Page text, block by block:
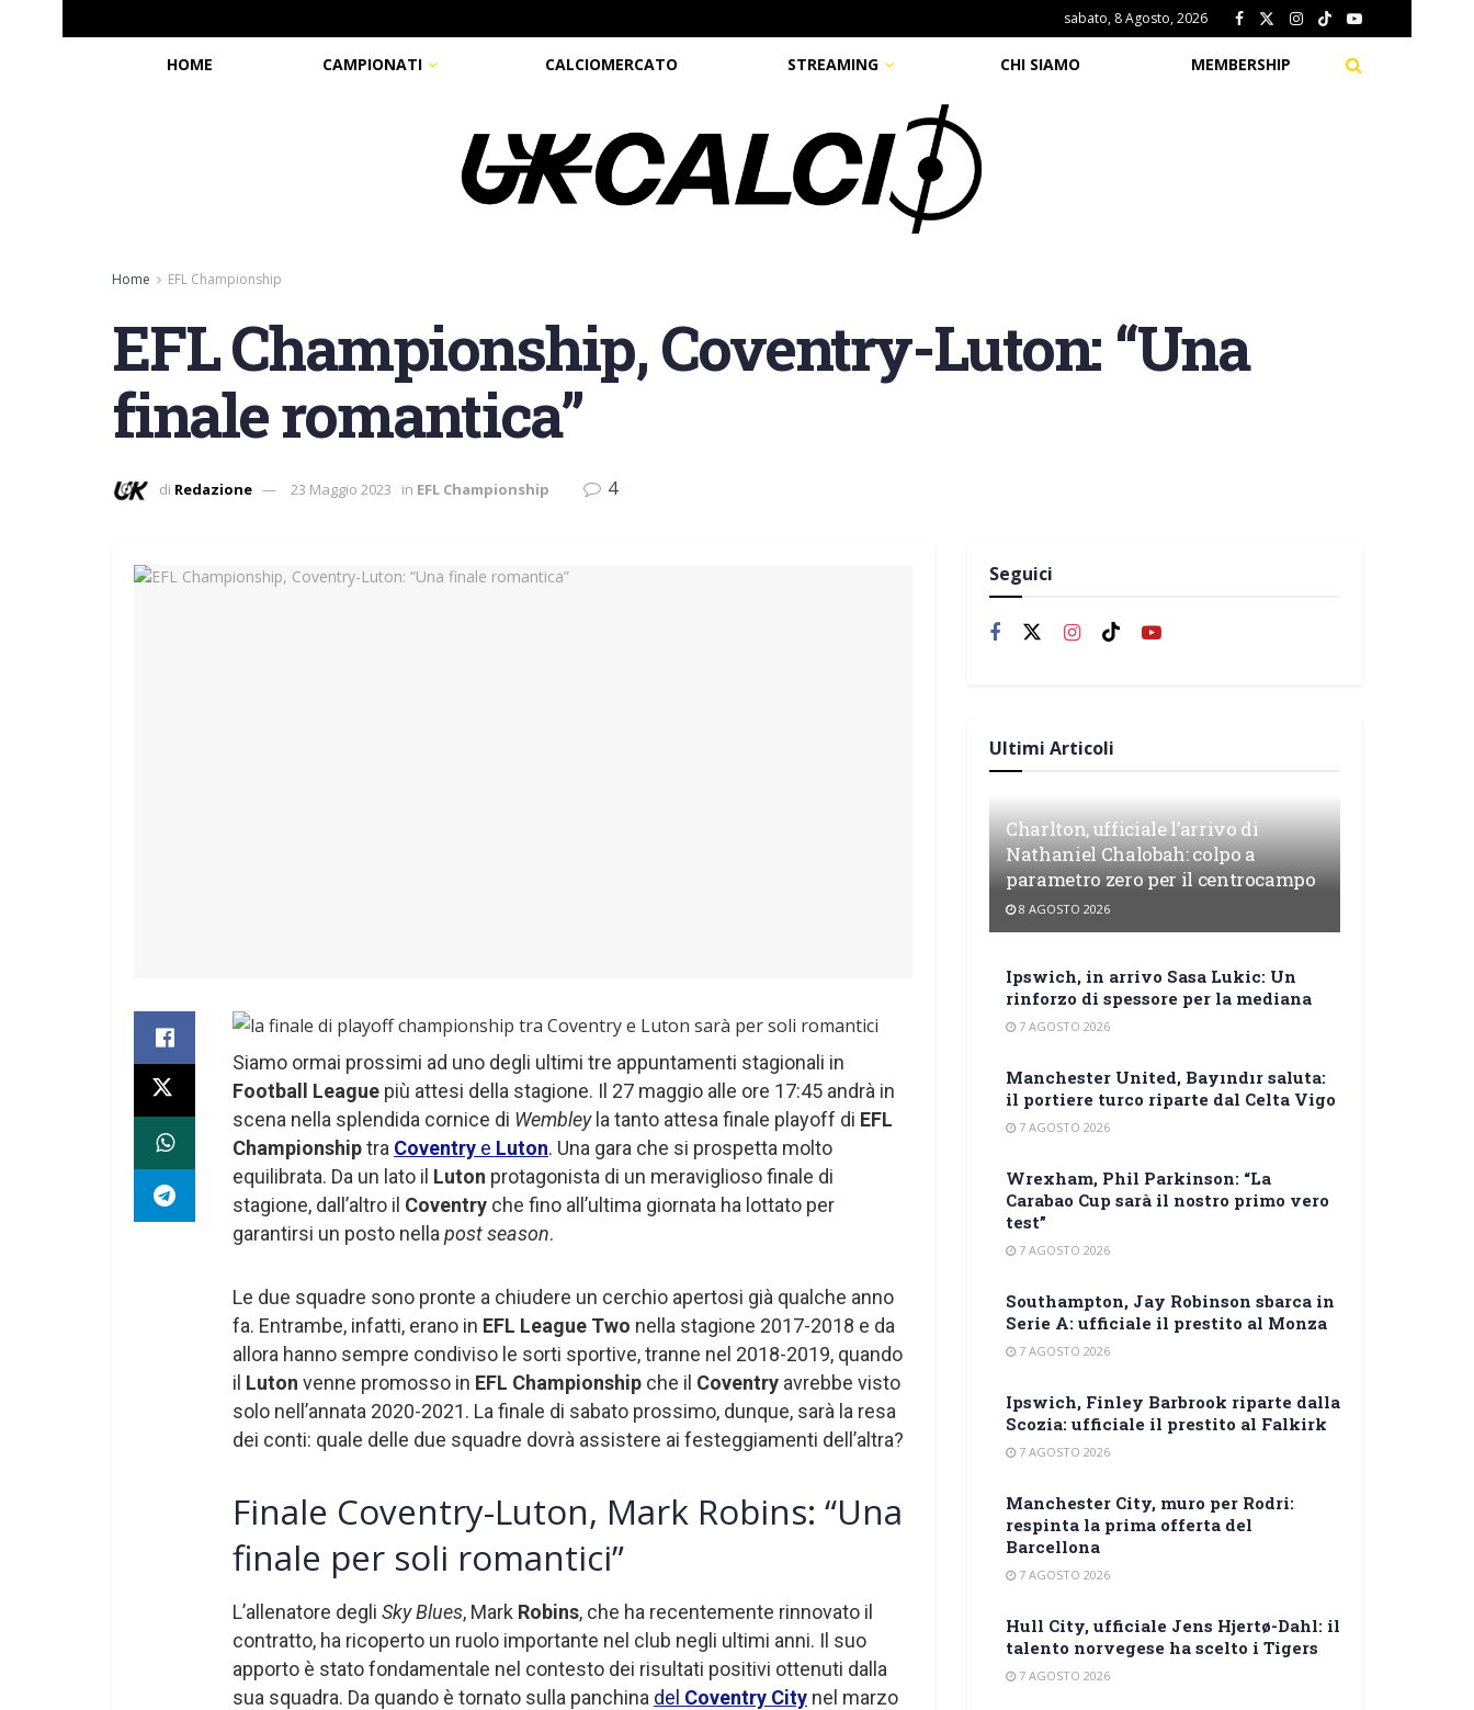
sabato, 8 Agosto, 2026
HOME CAMPIONATI CALCIOMERCATO STREAMING CHI SIAMO MEMBERSHIP
Home EFL Championship
EFL Championship, Coventry-Luton: “Una
finale romantica”
di Redazione 23 Maggio 2023 in EFL Championship 4
Siamo ormai prossimi ad uno degli ultimi tre appuntamenti stagionali in
Football League più attesi della stagione. Il 27 maggio alle ore 17:45 andrà in
scena nella splendida cornice di Wembleyla tanto attesa finale playoff di EFL
Championshiptra Coventry e Luton. Una gara che si prospetta molto
equilibrata. Da un lato il Luton protagonista di un meraviglioso finale di
stagione, dall’altro il Coventry che fino all’ultima giornata ha lottato per
garantirsi un posto nella post season.
Le due squadre sono pronte a chiudere un cerchio apertosi già qualche anno
fa. Entrambe, infatti, erano in EFL League Two nella stagione 2017-2018 e da
allora hanno sempre condiviso le sorti sportive, tranne nel 2018-2019, quando
il Luton venne promosso in EFL Championship che il Coventry avrebbe visto
solo nell’annata 2020-2021. La finale di sabato prossimo, dunque, sarà la resa
dei conti: quale delle due squadre dovrà assistere ai festeggiamenti dell’altra?
Finale Coventry-Luton, Mark Robins: “Una
finale per soli romantici”
L’allenatore degli Sky Blues, Mark Robins, che ha recentemente rinnovato il
contratto, ha ricoperto un ruolo importante nel club negli ultimi anni. Il suo
apporto è stato fondamentale nel contesto dei risultati positivi ottenuti dalla
sua squadra. Da quando è tornato sulla panchina del Coventry City nel marzo
Seguici
Ultimi Articoli
Charlton, ufficiale l’arrivo di
Nathaniel Chalobah: colpo a
parametro zero per il centrocampo
8 AGOSTO 2026
Ipswich, in arrivo Sasa Lukic: Un
rinforzo di spessore per la mediana
7 AGOSTO 2026
Manchester United, Bayındır saluta:
il portiere turco riparte dal Celta Vigo
7 AGOSTO 2026
Wrexham, Phil Parkinson: “La
Carabao Cup sarà il nostro primo vero
test”
7 AGOSTO 2026
Southampton, Jay Robinson sbarca in
Serie A: ufficiale il prestito al Monza
7 AGOSTO 2026
Ipswich, Finley Barbrook riparte dalla
Scozia: ufficiale il prestito al Falkirk
7 AGOSTO 2026
Manchester City, muro per Rodri:
respinta la prima offerta del
Barcellona
7 AGOSTO 2026
Hull City, ufficiale Jens Hjertø-Dahl: il
talento norvegese ha scelto i Tigers
7 AGOSTO 2026